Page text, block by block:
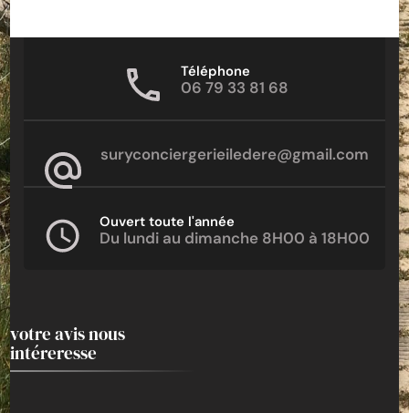
Téléphone
06 79 33 81 68
suryconciergerieiledere@gmail.com
Ouvert toute l'année
Du lundi au dimanche 8H00 à 18H00
votre avis nous
intéreresse